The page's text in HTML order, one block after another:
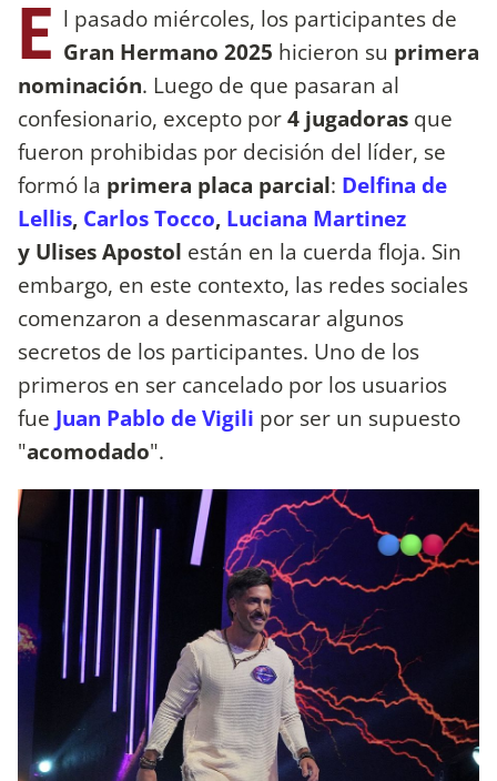
E l pasado miércoles, los participantes de
Gran Hermano 2025 hicieron su primera
nominación. Luego de que pasaran al
confesionario, excepto por4 jugadoras que
fueron prohibidas por decisión del líder, se
formó la primera placa parcial: Delfina de
Lellis, Carlos Tocco, Luciana Martinez
y Ulises Apostol están en la cuerda floja. Sin
embargo, en este contexto, las redes sociales
comenzaron a desenmascarar algunos
secretos de los participantes. Uno de los
primeros en ser cancelado por los usuarios
fue Juan Pablo de Vigili por ser un supuesto
"acomodado".